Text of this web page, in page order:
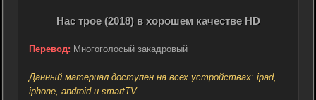
Нас трое (2018) в хорошем качестве HD
Перевод: Многоголосый закадровый
Данный материал доступен на всех устройствах: ipad,
iphone, android и smartTV.